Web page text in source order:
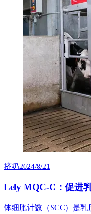
挤奶2024/8/21
Lely MQC-C：促进
体细胞计数（SCC）是